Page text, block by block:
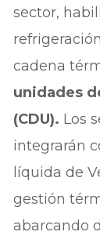
sector,
cadena
unidades
(CDU). Los
integrarán
líquida de
gestión
abarcando